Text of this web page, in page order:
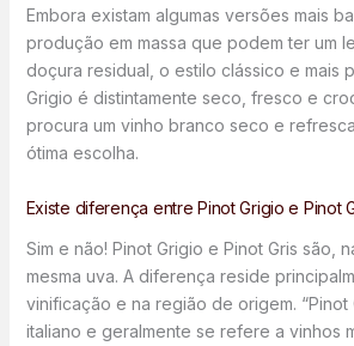
Embora existam algumas versões mais
produção em massa que podem ter um
doçura residual, o estilo clássico e mais
Grigio é distintamente seco, fresco e
procura um vinho branco seco e
ótima escolha.
Existe diferença entre Pinot Grigio e Pinot
Sim e não! Pinot Grigio e Pinot Gris são,
mesma uva. A diferença reside
vinificação e na região de origem. “Pinot
italiano e geralmente se refere a vinhos